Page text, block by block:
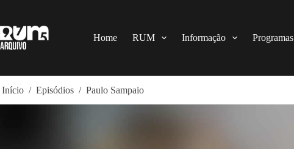
o
conteúdo
Home RUM Informação Programas
Início / Episódios / Paulo Sampaio